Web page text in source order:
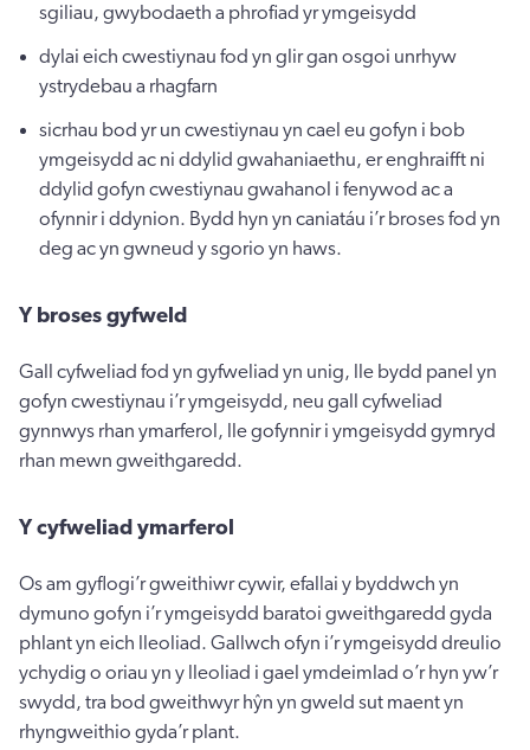
sgiliau, gwybodaeth a phrofiad yr ymgeisydd
dylai eich cwestiynau fod yn glir gan osgoi unrhyw
ystrydebau a rhagfarn
sicrhau bod yr un cwestiynau yn cael eu gofyn i bob
ymgeisydd ac ni ddylid gwahaniaethu, er enghraifft ni
ddylid gofyn cwestiynau gwahanol i fenywod ac a
ofynnir i ddynion. Bydd hyn yn caniatáu i’r broses fod yn
deg ac yn gwneud y sgorio yn haws.
Y broses gyfweld
Gall cyfweliad fod yn gyfweliad yn unig, lle bydd panel yn
gofyn cwestiynau i’r ymgeisydd, neu gall cyfweliad
gynnwys rhan ymarferol, lle gofynnir i ymgeisydd gymryd
rhan mewn gweithgaredd.
Y cyfweliad ymarferol
Os am gyflogi’r gweithiwr cywir, efallai y byddwch yn
dymuno gofyn i’r ymgeisydd baratoi gweithgaredd gyda
phlant yn eich lleoliad. Gallwch ofyn i’r ymgeisydd dreulio
ychydig o oriau yn y lleoliad i gael ymdeimlad o’r hyn yw’r
swydd, tra bod gweithwyr hŷn yn gweld sut maent yn
rhyngweithio gyda’r plant.